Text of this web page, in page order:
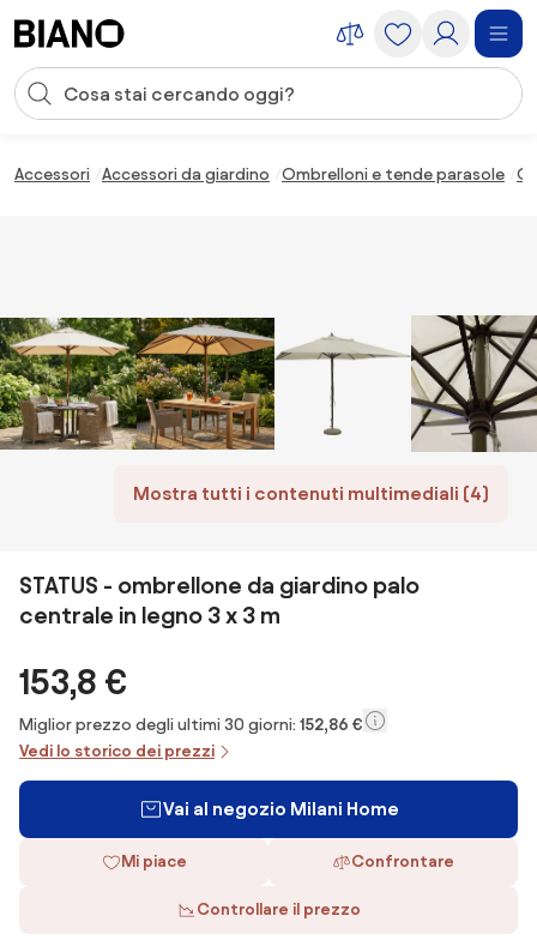
Input della ricerca
Accessori Accessori da giardino Ombrelloni e tende parasole
Mostra tutti i contenuti multimediali (4)
STATUS - ombrellone da giardino palo
centrale in legno 3 x 3 m
153,8 €
Miglior prezzo degli ultimi 30 giorni: 152,86 €
Vedi lo storico dei prezzi
Vai al negozio Milani Home
Mi piace Confrontare
Controllare il prezzo